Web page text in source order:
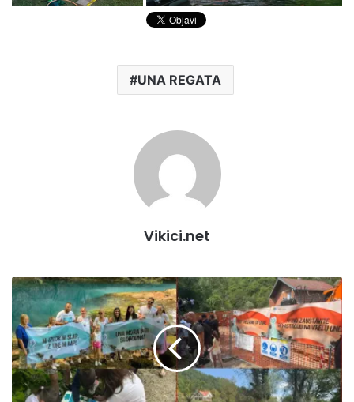
UNA REGATA
Vikici.net
"NI
IZVOR
NI
SLAP,
IZ
UNE
NI